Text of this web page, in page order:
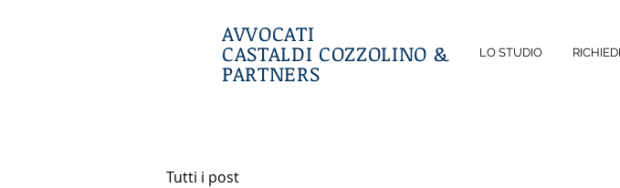
AVVOCATI
CASTALDI COZZOLINO &
PARTNERS
LO STUDIO
Tutti i post